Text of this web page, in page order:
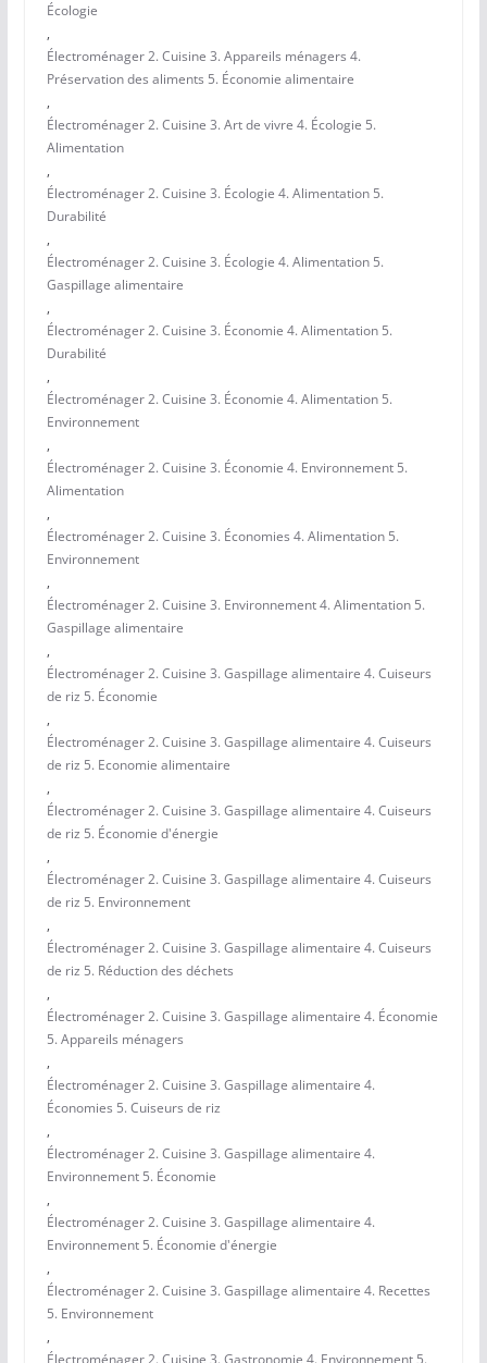
Écologie
,
Électroménager 2. Cuisine 3. Appareils ménagers 4.
Préservation des aliments 5. Économie alimentaire
,
Électroménager 2. Cuisine 3. Art de vivre 4. Écologie 5.
Alimentation
,
Électroménager 2. Cuisine 3. Écologie 4. Alimentation 5.
Durabilité
,
Électroménager 2. Cuisine 3. Écologie 4. Alimentation 5.
Gaspillage alimentaire
,
Électroménager 2. Cuisine 3. Économie 4. Alimentation 5.
Durabilité
,
Électroménager 2. Cuisine 3. Économie 4. Alimentation 5.
Environnement
,
Électroménager 2. Cuisine 3. Économie 4. Environnement 5.
Alimentation
,
Électroménager 2. Cuisine 3. Économies 4. Alimentation 5.
Environnement
,
Électroménager 2. Cuisine 3. Environnement 4. Alimentation 5.
Gaspillage alimentaire
,
Électroménager 2. Cuisine 3. Gaspillage alimentaire 4. Cuiseurs
de riz 5. Économie
,
Électroménager 2. Cuisine 3. Gaspillage alimentaire 4. Cuiseurs
de riz 5. Economie alimentaire
,
Électroménager 2. Cuisine 3. Gaspillage alimentaire 4. Cuiseurs
de riz 5. Économie d'énergie
,
Électroménager 2. Cuisine 3. Gaspillage alimentaire 4. Cuiseurs
de riz 5. Environnement
,
Électroménager 2. Cuisine 3. Gaspillage alimentaire 4. Cuiseurs
de riz 5. Réduction des déchets
,
Électroménager 2. Cuisine 3. Gaspillage alimentaire 4. Économie
5. Appareils ménagers
,
Électroménager 2. Cuisine 3. Gaspillage alimentaire 4.
Économies 5. Cuiseurs de riz
,
Électroménager 2. Cuisine 3. Gaspillage alimentaire 4.
Environnement 5. Économie
,
Électroménager 2. Cuisine 3. Gaspillage alimentaire 4.
Environnement 5. Économie d'énergie
,
Électroménager 2. Cuisine 3. Gaspillage alimentaire 4. Recettes
5. Environnement
,
Électroménager 2. Cuisine 3. Gastronomie 4. Environnement 5.